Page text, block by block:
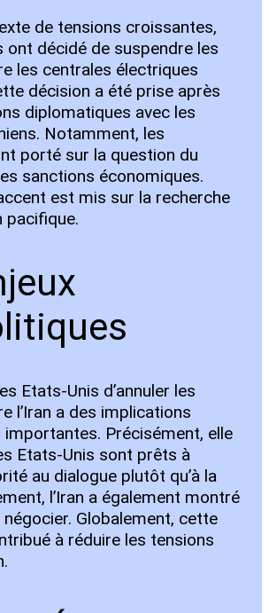
de tensions croissantes,
ont décidé de suspendre les
les centrales électriques
décision a été prise après
diplomatiques avec les
Notamment, les
porté sur la question du
sanctions économiques.
est mis sur la recherche
pacifique.
Etats-Unis d’annuler les
l’Iran a des implications
Précisément, elle
Etats-Unis sont prêts à
au dialogue plutôt qu’à la
l’Iran a également montré
Globalement, cette
à réduire les tensions